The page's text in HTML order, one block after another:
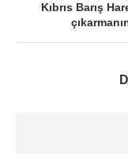
Kıbrıs Barış